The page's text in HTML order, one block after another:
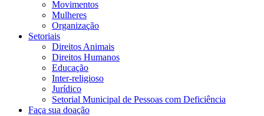
Movimentos
Mulheres
Organização
Setoriais
Direitos Animais
Direitos Humanos
Educação
Inter-religioso
Jurídico
Setorial Municipal de Pessoas com Deficiência
Faça sua doação